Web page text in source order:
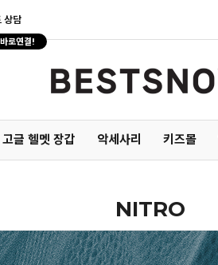
상담
로연결!
고글 헬멧 장갑 악세사리 키즈몰
NITRO